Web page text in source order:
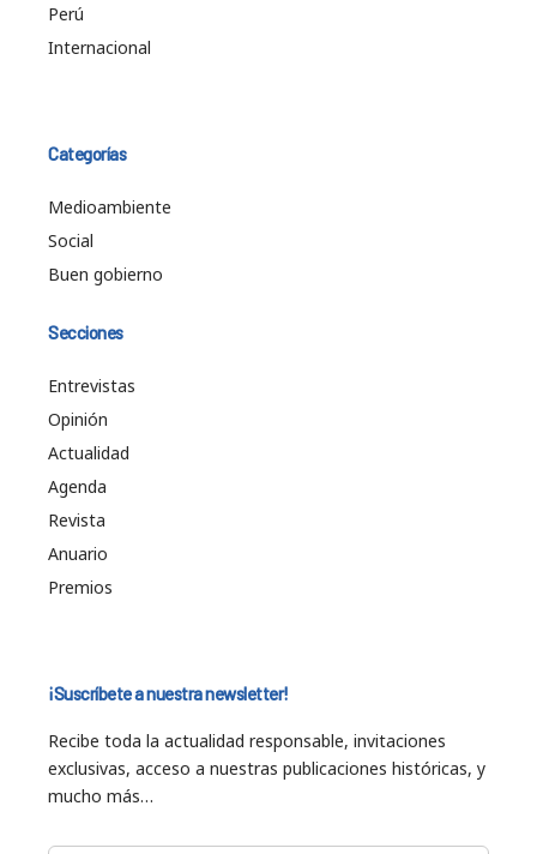
Perú
Internacional
Categorías
Medioambiente
Social
Buen gobierno
Secciones
Entrevistas
Opinión
Actualidad
Agenda
Revista
Anuario
Premios
¡Suscríbete a nuestra newsletter!
Recibe toda la actualidad responsable, invitaciones
exclusivas, acceso a nuestras publicaciones históricas, y
mucho más…